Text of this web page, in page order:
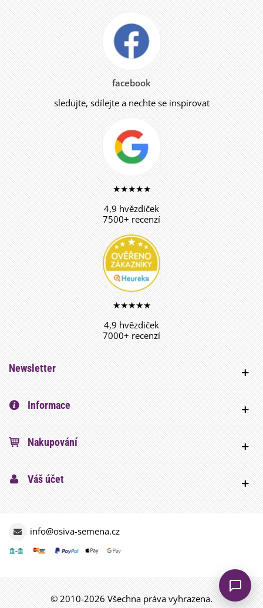
facebook
sledujte, sdílejte a nechte se inspirovat
★★★★★
4,9 hvězdiček
7500+ recenzí
★★★★★
4,9 hvězdiček
7000+ recenzí
Newsletter
Informace
Nakupování
Váš účet
info@osiva-semena.cz
© 2010-2026 Všechna práva vyhrazena.